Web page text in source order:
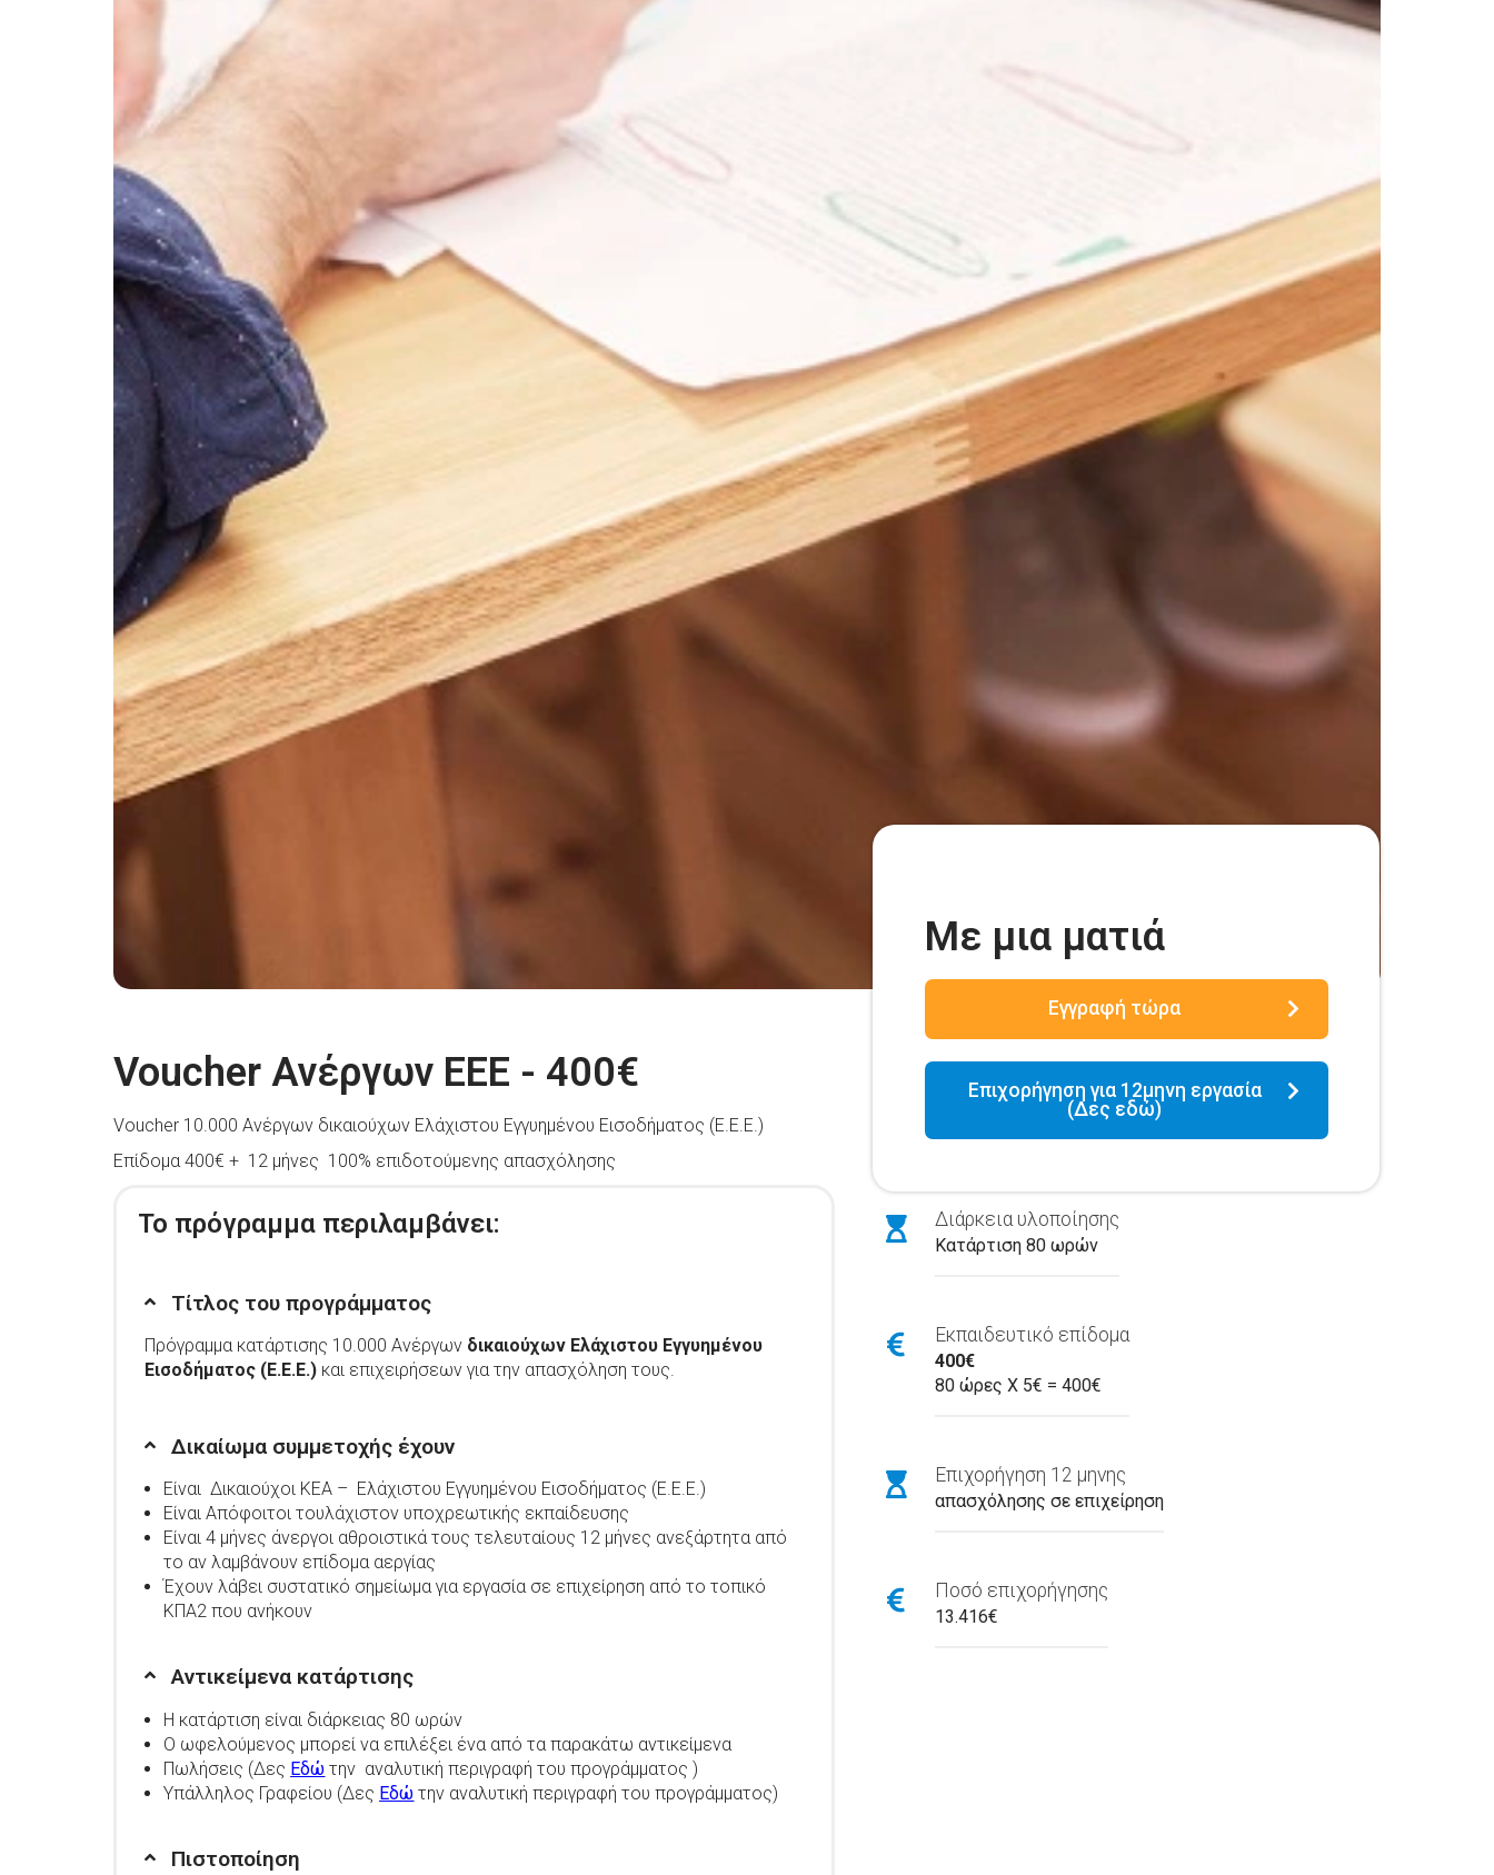
Voucher Ανέργων ΕΕΕ - 400€
Voucher 10.000 Ανέργων δικαιούχων Ελάχιστου Εγγυημένου Εισοδήματος (Ε.Ε.Ε.)
Επίδομα 400€ + 12 μήνες 100% επιδοτούμενης απασχόλησης
Το πρόγραμμα περιλαμβάνει:
Τίτλος του προγράμματος
Πρόγραμμα κατάρτισης 10.000 Ανέργων δικαιούχων Ελάχιστου Εγγυημένου
Εισοδήματος (Ε.Ε.Ε.) και επιχειρήσεων για την απασχόληση τους.
Δικαίωμα συμμετοχής έχουν
Είναι Δικαιούχοι ΚΕΑ – Ελάχιστου Εγγυημένου Εισοδήματος (Ε.Ε.Ε.)
Είναι Απόφοιτοι τουλάχιστον υποχρεωτικής εκπαίδευσης
Είναι 4 μήνες άνεργοι αθροιστικά τους τελευταίους 12 μήνες ανεξάρτητα από
το αν λαμβάνουν επίδομα αεργίας
Έχουν λάβει συστατικό σημείωμα για εργασία σε επιχείρηση από το τοπικό
ΚΠΑ2 που ανήκουν
Αντικείμενα κατάρτισης
Η κατάρτιση είναι διάρκειας 80 ωρών
Ο ωφελούμενος μπορεί να επιλέξει ένα από τα παρακάτω αντικείμενα
Πωλήσεις (Δες Εδώ την αναλυτική περιγραφή του προγράμματος )
Υπάλληλος Γραφείου (Δες Εδώ την αναλυτική περιγραφή του προγράμματος)
Πιστοποίηση
Με μια ματιά
Εγγραφή τώρα
Επιχορήγηση για 12μηνη εργασία
(Δες εδώ)
Διάρκεια υλοποίησης
Κατάρτιση 80 ωρών
Εκπαιδευτικό επίδομα
400€
80 ώρες Χ 5€ = 400€
Επιχορήγηση 12 μηνης
απασχόλησης σε επιχείρηση
Ποσό επιχορήγησης
13.416€